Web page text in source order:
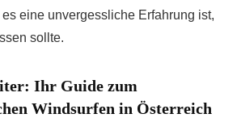
eine unvergessliche Erfahrung ist,
sollte.
Ihr Guide zum
Windsurfen in Österreich